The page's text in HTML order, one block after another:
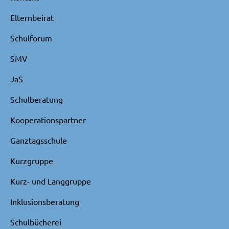
Elternbeirat
Schulforum
SMV
JaS
Schulberatung
Kooperationspartner
Ganztagsschule
Kurzgruppe
Kurz- und Langgruppe
Inklusionsberatung
Schulbücherei